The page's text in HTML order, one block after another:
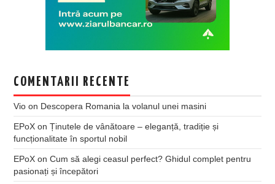
COMENTARII RECENTE
Vio on Descopera Romania la volanul unei masini
EPoX onȚinutele de vânătoare – eleganță, tradiție și
funcționalitate în sportul nobil
EPoX onCum să alegi ceasul perfect? Ghidul complet pentru
pasionați și începători